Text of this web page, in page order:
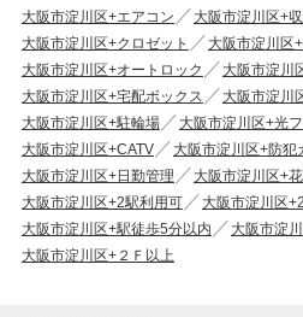
大阪市淀川区+エアコン
大阪市淀川区+
大阪市淀川区+クロゼット
大阪市淀川区
大阪市淀川区+オートロック
大阪市淀川
大阪市淀川区+宅配ボックス
大阪市淀川
大阪市淀川区+駐輪場
大阪市淀川区+光
大阪市淀川区+CATV
大阪市淀川区+防犯
大阪市淀川区+日勤管理
大阪市淀川区+
大阪市淀川区+2駅利用可
大阪市淀川区
大阪市淀川区+駅徒歩5分以内
大阪市淀
大阪市淀川区+２Ｆ以上